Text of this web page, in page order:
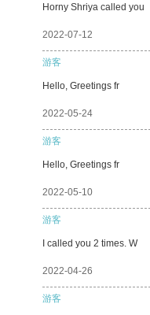
Horny Shriya called you
2022-07-12
游客
Hello, Greetings fr
2022-05-24
游客
Hello, Greetings fr
2022-05-10
游客
I called you 2 times. W
2022-04-26
游客